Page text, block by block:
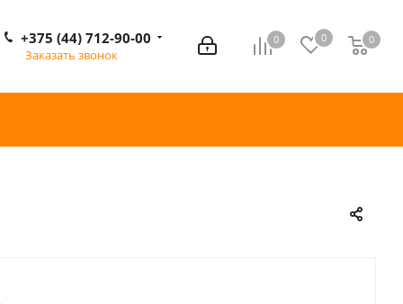
0 0 0
0
+375 (44) 712-90-00
Заказать звонок